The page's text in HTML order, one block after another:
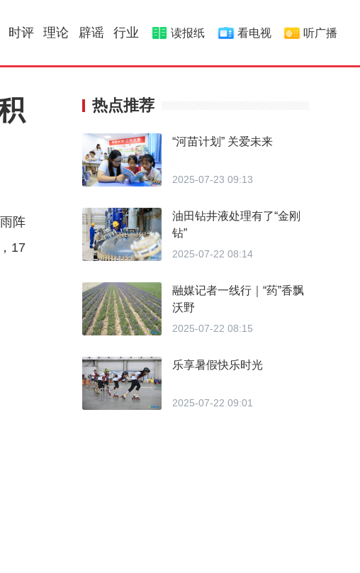
时评 理论 辟谣 行业 读报纸 看电视 听广播
阵
17
热点推荐
“河苗计划” 关爱未来
2025-07-23 09:13
油田钻井液处理有了“金刚
钻”
2025-07-22 08:14
融媒记者一线行｜“药”香飘
沃野
2025-07-22 08:15
乐享暑假快乐时光
2025-07-22 09:01